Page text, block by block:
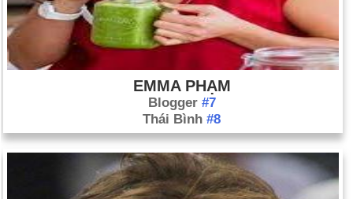
EMMA PHẠM
Blogger #7
Thái Bình #8